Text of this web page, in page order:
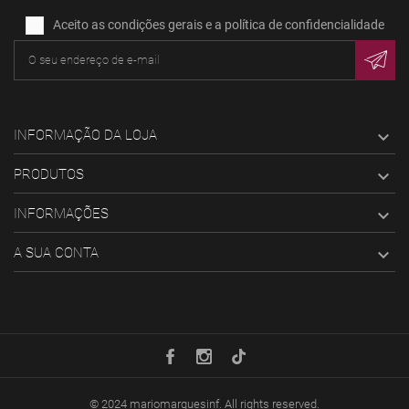
Aceito as condições gerais e a política de confidencialidade
INFORMAÇÃO DA LOJA 
PRODUTOS 
INFORMAÇÕES 
A SUA CONTA 
© 2024 mariomarquesinf. All rights reserved.